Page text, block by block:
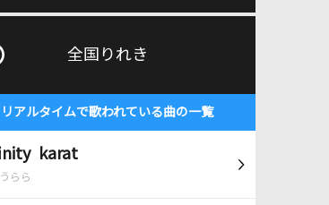
全国りれき
リアルタイムで歌われている曲の一覧
karat
らら